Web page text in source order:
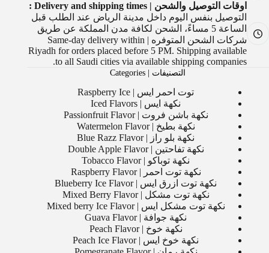
اوقات التوصيل والشحن | Delivery and shipping times :
التوصيل بنفس اليوم داخل مدينة الرياض عند الطلب قبل
الساعة 5 مساءً، الشحن لكافة مدن المملكة عن طريق
شركات الشحن المتوفره | Same-day delivery within
Riyadh for orders placed before 5 PM. Shipping available
to all Saudi cities via available shipping companies.
التصنيفات | Categories
توت احمر ايس | Raspberry Ice
نكهة ايس | Iced Flavors
نكهة باشن فروت | Passionfruit Flavor
نكهة بطيخ | Watermelon Flavor
نكهة بلو راز | Blue Razz Flavor
نكهة تفاحتين | Double Apple Flavor
نكهة توباكو | Tobacco Flavor
نكهة توت احمر | Raspberry Flavor
نكهة توت ازرق ايس | Blueberry Ice Flavor
نكهة توت مشكل | Mixed Berry Flavor
نكهة توت مشكل ايس | Mixed berry Ice Flavor
نكهة جوافة | Guava Flavor
نكهة خوخ | Peach Flavor
نكهة خوخ ايس | Peach Ice Flavor